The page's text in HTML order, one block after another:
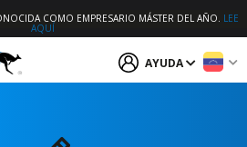
COMO EMPRESARIO MÁSTER DEL AÑO. LEE
AQUÍ
AYUDA